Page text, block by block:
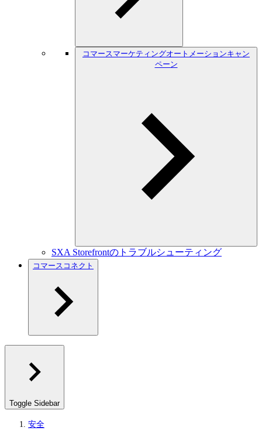
コマースマーケティングオートメーションキャン
ペーン
SXA Storefrontのトラブルシューティング
コマースコネクト
Toggle Sidebar
安全